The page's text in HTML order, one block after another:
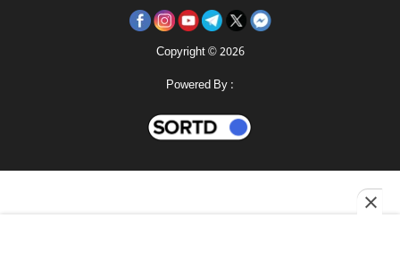
Copyright © 2026
Powered By :